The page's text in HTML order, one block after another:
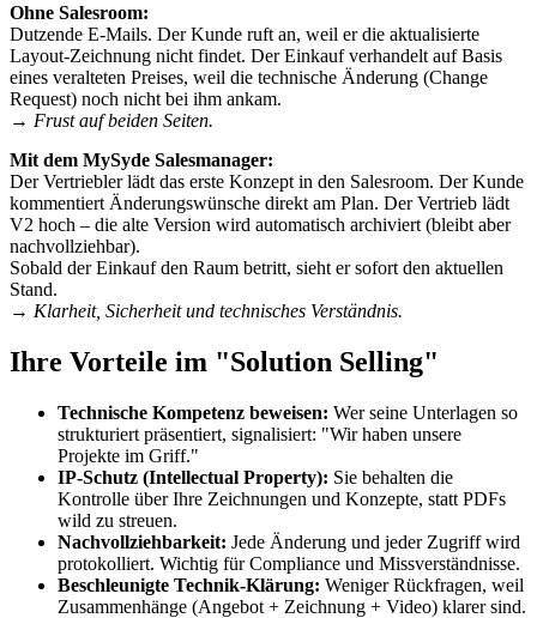
Ohne Salesroom:
Dutzende E-Mails. Der Kunde ruft an, weil er die aktualisierte
Layout-Zeichnung nicht findet. Der Einkauf verhandelt auf Basis
eines veralteten Preises, weil die technische Änderung (Change
Request) noch nicht bei ihm ankam.
→ Frust auf beiden Seiten.
Mit dem MySyde Salesmanager:
Der Vertriebler lädt das erste Konzept in den Salesroom. Der Kunde
kommentiert Änderungswünsche direkt am Plan. Der Vertrieb lädt
V2 hoch – die alte Version wird automatisch archiviert (bleibt aber
nachvollziehbar).
Sobald der Einkauf den Raum betritt, sieht er sofort den aktuellen
Stand.
→ Klarheit, Sicherheit und technisches Verständnis.
Ihre Vorteile im "Solution Selling"
Technische Kompetenz beweisen: Wer seine Unterlagen so
strukturiert präsentiert, signalisiert: "Wir haben unsere
Projekte im Griff."
IP-Schutz (Intellectual Property): Sie behalten die
Kontrolle über Ihre Zeichnungen und Konzepte, statt PDFs
wild zu streuen.
Nachvollziehbarkeit: Jede Änderung und jeder Zugriff wird
protokolliert. Wichtig für Compliance und Missverständnisse.
Beschleunigte Technik-Klärung: Weniger Rückfragen, weil
Zusammenhänge (Angebot + Zeichnung + Video) klarer sind.